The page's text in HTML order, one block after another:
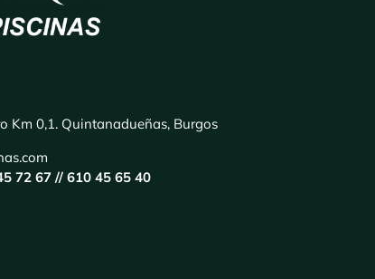
Km 0,1. Quintanadueñas, Burgos
72 67 // 610 45 65 40